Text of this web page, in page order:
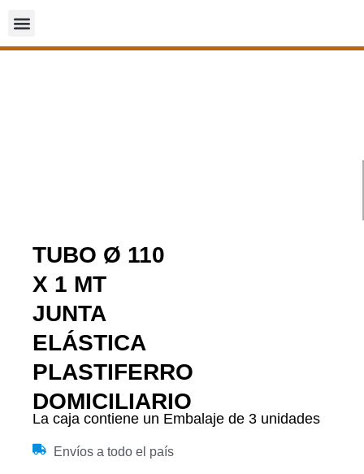
TUBO Ø 110
X 1 MT
JUNTA
ELÁSTICA
PLASTIFERRO
DOMICILIARIO
La caja contiene un Embalaje de 3 unidades
Envíos a todo el país